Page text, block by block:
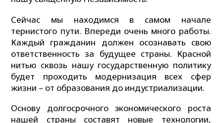
Сейчас мы находимся в самом начале
тернистого пути. Впереди очень много работы.
Каждый гражданин должен осознавать свою
ответственность за будущее страны. Красной
нитью сквозь нашу государственную политику
будет проходить модернизация всех сфер
жизни – от образования до индустриализации.
Основу долгосрочного экономического роста
нашей страны составят новые технологии,